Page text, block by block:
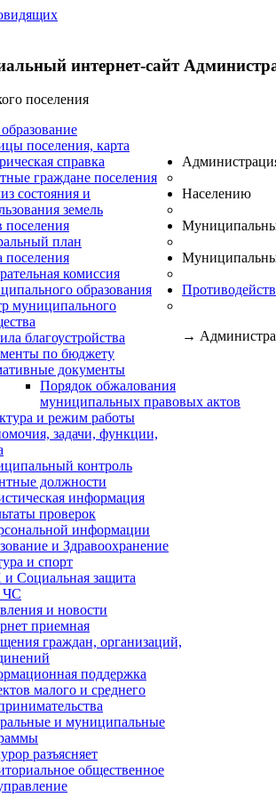
интернет-сайт
поселения
поселения, карта
справка
граждане поселения
состояния и
земель
поселения
план
поселения
комиссия
образования
муниципального
благоустройства
по бюджету
документы
Порядок обжалования
муниципальных правовых актов
и режим работы
задачи, функции,
контроль
должности
информация
проверок
информации
Населению
и Здравоохранение
и спорт
Социальная защита
ЧС
и новости
приемная
граждан, организаций,
поддержка
малого и среднего
и муниципальные
разъясняет
общественное
→